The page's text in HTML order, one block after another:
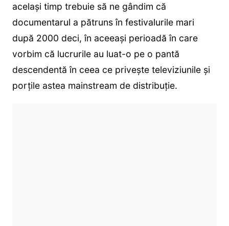
același timp trebuie să ne gândim că
documentarul a pătruns în festivalurile mari
după 2000 deci, în aceeași perioadă în care
vorbim că lucrurile au luat-o pe o pantă
descendentă în ceea ce privește televiziunile și
porțile astea mainstream de distribuție.